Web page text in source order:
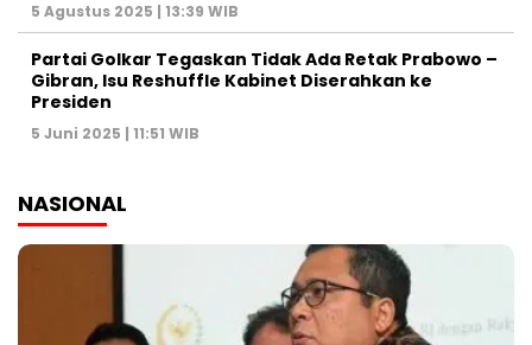
5 Agustus 2025 | 13:39 WIB
Partai Golkar Tegaskan Tidak Ada Retak Prabowo –
Gibran, Isu Reshuffle Kabinet Diserahkan ke
Presiden
5 Juni 2025 | 11:51 WIB
NASIONAL